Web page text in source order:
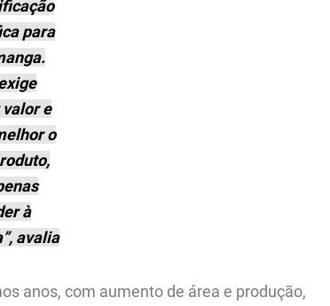
para
e
o
à
avalia
anos, com aumento de área e produção,